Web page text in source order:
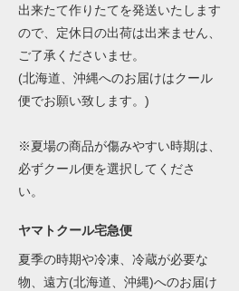
出来たて作りたてを発送いたします
ので、定休日の出荷は出来ません、
ご了承くださいませ。
(北海道、沖縄へのお届けはクール
便でお願い致します。)
※夏場の商品が傷みやすい時期は、
必ずクール便を選択してくださ
い。
ヤマトクール宅急便
夏季の時期や冷凍、冷蔵が必要な
物、遠方(北海道、沖縄)へのお届け